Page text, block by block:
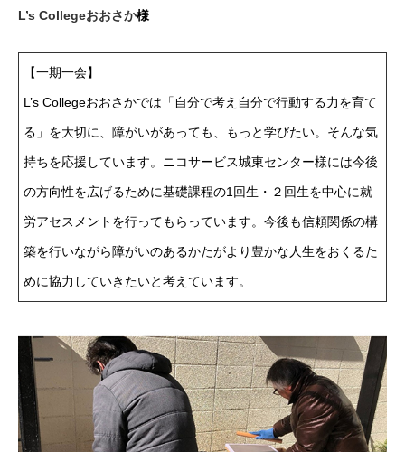
L’s Collegeおおさか様
【一期一会】
L’s Collegeおおさかでは「自分で考え自分で行動する力を育て
る」を大切に、障がいがあっても、もっと学びたい。そんな気
持ちを応援しています。ニコサービス城東センター様には今後
の方向性を広げるために基礎課程の1回生・２回生を中心に就
労アセスメントを行ってもらっています。今後も信頼関係の構
築を行いながら障がいのあるかたがより豊かな人生をおくるた
めに協力していきたいと考えています。